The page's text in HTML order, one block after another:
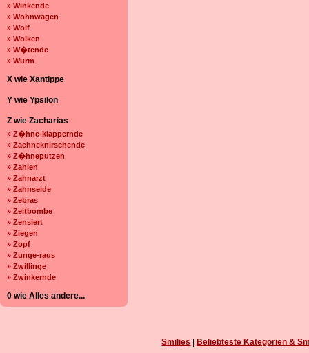
» Winkende
» Wohnwagen
» Wolf
» Wolken
» W�tende
» Wurm
X wie Xantippe
Y wie Ypsilon
Z wie Zacharias
» Z�hne-klappernde
» Zaehneknirschende
» Z�hneputzen
» Zahlen
» Zahnarzt
» Zahnseide
» Zebras
» Zeitbombe
» Zensiert
» Ziegen
» Zopf
» Zunge-raus
» Zwillinge
» Zwinkernde
0 wie Alles andere...
Smilies Beliebteste Kategorien &